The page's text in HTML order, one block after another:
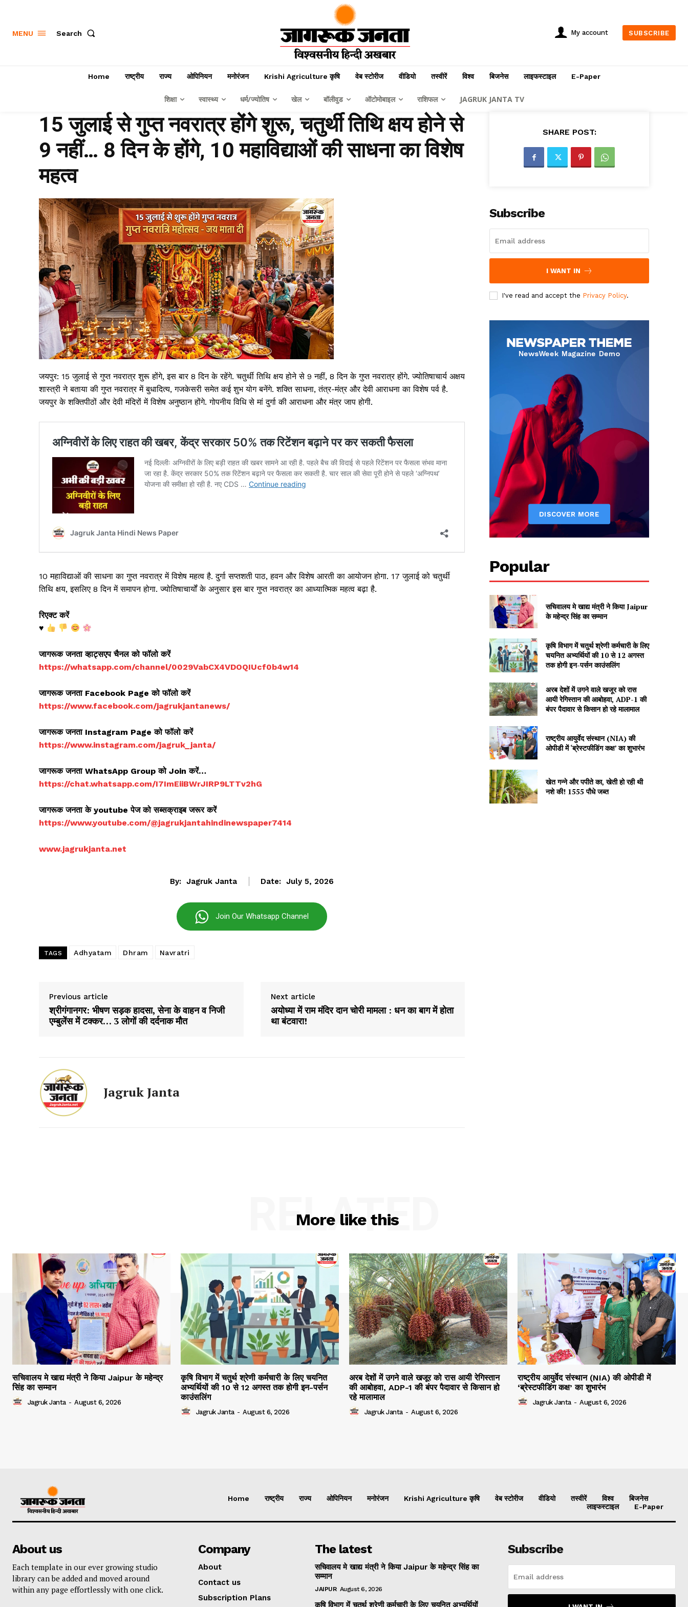
Jagruk Janta
Vishwasniya Hindi
Subscription Plans
MENU Search My account SUBSCRIBE
Home राष्ट्रीय राज्य ओपिनियन मनोरंजन Krishi Agriculture कृषि वेब स्टोरीज वीडियो तस्वीरें विश्व बिजनेस लाइफस्टाइल E-Paper
शिक्षा स्वास्थ्य धर्म/ज्योतिष खेल बॉलीवुड ऑटोमोबाइल राशिफल JAGRUK JANTA TV
15 जुलाई से गुप्त नवरात्र होंगे शुरू, चतुर्थी तिथि क्षय होने से
9 नहीं… 8 दिन के होंगे, 10 महाविद्याओं की साधना का विशेष
महत्व
जयपुर: 15 जुलाई से गुप्त नवरात्र शुरू होंगे, इस बार 8 दिन के रहेंगे. चतुर्थी तिथि क्षय होने से 9 नहीं, 8 दिन के गुप्त नवरात्र होंगे. ज्योतिषाचार्य अक्षय
शास्त्री ने बताया की गुप्त नवरात्र में बुधादित्य, गजकेसरी समेत कई शुभ योग बनेंगे. शक्ति साधना, तंत्र-मंत्र और देवी आराधना का विशेष पर्व है.
जयपुर के शक्तिपीठों और देवी मंदिरों में विशेष अनुष्ठान होंगे. गोपनीय विधि से मां दुर्गा की आराधना और मंत्र जाप होगी.
10 महाविद्याओं की साधना का गुप्त नवरात्र में विशेष महत्व है. दुर्गा सप्तशती पाठ, हवन और विशेष आरती का आयोजन होगा. 17 जुलाई को चतुर्थी
तिथि क्षय, इसलिए 8 दिन में समापन होगा. ज्योतिषाचार्यों के अनुसार इस बार गुप्त नवरात्र का आध्यात्मिक महत्व बढ़ा है.
रिएक्ट करें
♥️
जागरूक जनता व्हाट्सएप चैनल को फॉलो करें
https://whatsapp.com/channel/0029VabCX4VDOQIUcf0b4w14
जागरूक जनता Facebook Page को फॉलो करें
https://www.facebook.com/jagrukjantanews/
जागरूक जनता Instagram Page को फॉलो करें
https://www.instagram.com/jagruk_janta/
जागरूक जनता WhatsApp Group को Join करें…
https://chat.whatsapp.com/I7ImEiiBWrJIRP9LTTv2hG
जागरूक जनता के youtube पेज को सब्सक्राइब जरूर करें
https://www.youtube.com/@jagrukjantahindinewspaper7414
www.jagrukjanta.net
By: Jagruk Janta Date: July 5, 2026
Join Our Whatsapp Channel
TAGS Adhyatam Dhram Navratri
Previous article
श्रीगंगानगर: भीषण सड़क हादसा, सेना के वाहन व निजी
एम्बुलेंस में टक्कर… 3 लोगों की दर्दनाक मौत
Next article
अयोध्या में राम मंदिर दान चोरी मामला : धन का बाग में होता
था बंटवारा!
Jagruk Janta
SHARE POST:
Subscribe
I WANT IN
I've read and accept the Privacy Policy.
Popular
सचिवालय मे खाद्य मंत्री ने किया Jaipur
के महेन्द्र सिंह का सम्मान
कृषि विभाग में चतुर्थ श्रेणी कर्मचारी के लिए
चयनित अभ्यर्थियों की 10 से 12 अगस्त
तक होगी इन-पर्सन काउंसलिंग
अरब देशों में उगने वाले खजूर को रास
आयी रेगिस्तान की आबोहवा, ADP-1 की
बंपर पैदावार से किसान हो रहे मालामाल
राष्ट्रीय आयुर्वेद संस्थान (NIA) की
ओपीडी में ‘ब्रेस्टफीडिंग कक्ष’ का शुभारंभ
खेत गन्ने और पपीते का, खेती हो रही थी
नशे की! 1555 पौधे जब्त
More like this
RELATED
सचिवालय मे खाद्य मंत्री ने किया Jaipur के महेन्द्र
सिंह का सम्मान
Jagruk Janta - August 6, 2026
कृषि विभाग में चतुर्थ श्रेणी कर्मचारी के लिए चयनित
अभ्यर्थियों की 10 से 12 अगस्त तक होगी इन-पर्सन
काउंसलिंग
Jagruk Janta - August 6, 2026
अरब देशों में उगने वाले खजूर को रास आयी रेगिस्तान
की आबोहवा, ADP-1 की बंपर पैदावार से किसान हो
रहे मालामाल
Jagruk Janta - August 6, 2026
राष्ट्रीय आयुर्वेद संस्थान (NIA) की ओपीडी में
‘ब्रेस्टफीडिंग कक्ष’ का शुभारंभ
Jagruk Janta - August 6, 2026
Home राष्ट्रीय राज्य ओपिनियन मनोरंजन Krishi Agriculture कृषि वेब स्टोरीज वीडियो तस्वीरें विश्व
बिजनेस
लाइफस्टाइल
E-Paper
About us
Each template in our ever growing studio
library can be added and moved around
within any page effortlessly with one click.
Company
About
Contact us
Subscription Plans
The latest
सचिवालय मे खाद्य मंत्री ने किया Jaipur के महेन्द्र सिंह का
सम्मान
JAIPUR August 6, 2026
कृषि विभाग में चतुर्थ श्रेणी कर्मचारी के लिए चयनित अभ्यर्थियों
Subscribe